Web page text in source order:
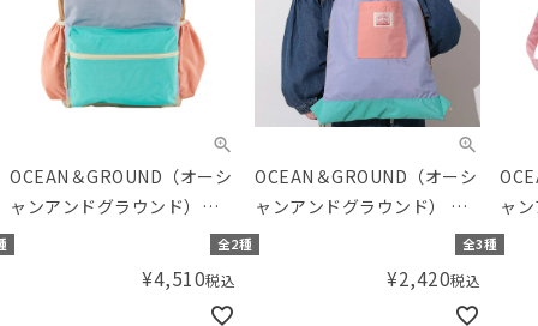
OCEAN＆GROUND（オーシ
ャンアンドグラウンド）
DAYPACK MULTI PLUS デイ全2種
¥4,510税込
OCEAN＆GROUND（オーシ
ャンアンドグラウンド） ナ
ップサック MULTI
全3種
¥2,420税込
ャ
シ